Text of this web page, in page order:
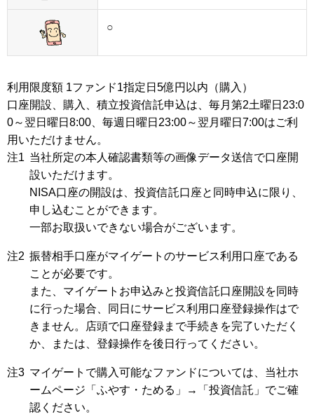
○
利用限度額 1ファンド1指定日5億円以内（購入）
口座開設、購入、積立投資信託申込は、毎月第2土曜日23:0
0～翌日曜日8:00、毎週日曜日23:00～翌月曜日7:00はご利
用いただけません。
注1 当社所定の本人確認書類等の画像データ送信で口座開
設いただけます。
NISA口座の開設は、投資信託口座と同時申込に限り、
申し込むことができます。
一部お取扱いできない場合がございます。
注2 振替相手口座がマイゲートのサービス利用口座である
ことが必要です。
また、マイゲートお申込みと投資信託口座開設を同時
に行った場合、同日にサービス利用口座登録操作はで
きません。店頭で口座登録まで手続きを完了いただく
か、または、登録操作を後日行ってください。
注3 マイゲートで購入可能なファンドについては、当社ホ
ームページ「ふやす・ためる」→「投資信託」でご確
認ください。